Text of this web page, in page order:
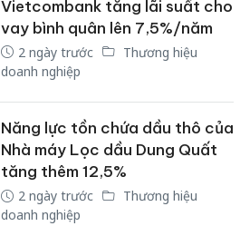
Vietcombank tăng lãi suất cho
vay bình quân lên 7,5%/năm
2 ngày trước
Thương hiệu
doanh nghiệp
Năng lực tồn chứa dầu thô của
Nhà máy Lọc dầu Dung Quất
tăng thêm 12,5%
2 ngày trước
Thương hiệu
doanh nghiệp